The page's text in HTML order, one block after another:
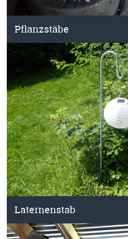
Pflanzstäbe
Laternenstab